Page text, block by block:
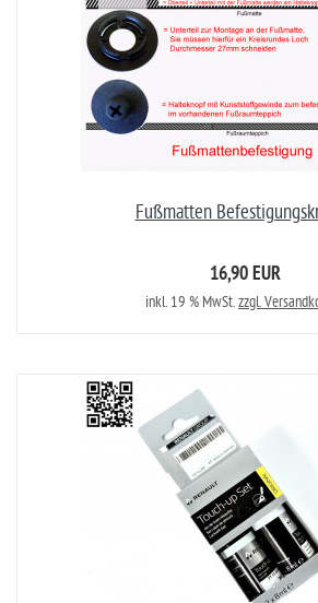
Fußmatten
16,90 EUR
inkl. 19 % MwSt.zzgl.